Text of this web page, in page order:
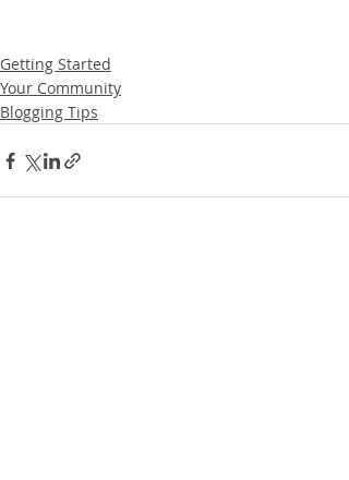
Getting Started
Your Community
Blogging Tips